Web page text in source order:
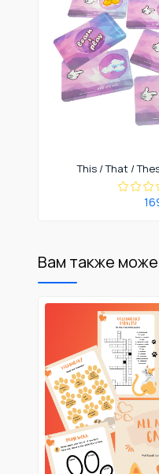
This / That /
Вам также